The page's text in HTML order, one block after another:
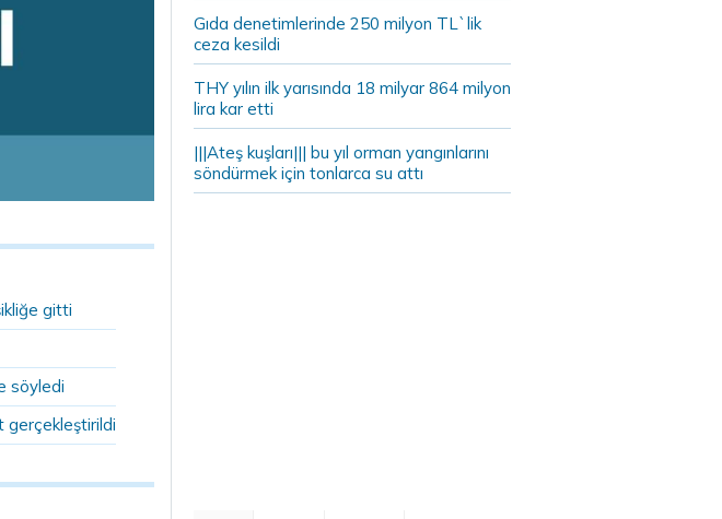
gitti
söyledi
gerçekleştirildi
Gıda denetimlerinde 250 milyon TL`lik
ceza kesildi
THY yılın ilk yarısında 18 milyar 864 milyon
lira kar etti
|||Ateş kuşları||| bu yıl orman yangınlarını
söndürmek için tonlarca su attı